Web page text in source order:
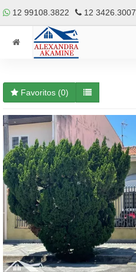
12 99108.3822 12 3426.3007
Favoritos (0)